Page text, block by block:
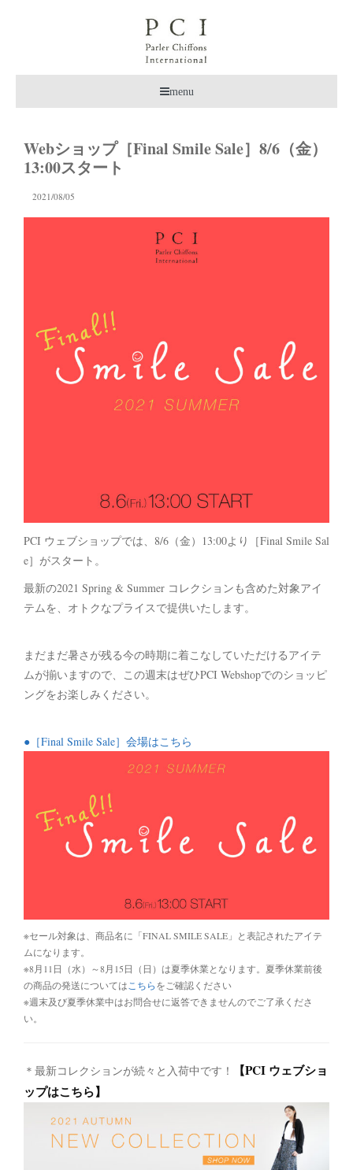
menu
Webショップ［Final Smile Sale］8/6（金）
13:00スタート
2021/08/05
PCI ウェブショップでは、8/6（金）13:00より［Final Smile Sal
e］がスタート。
最新の2021 Spring & Summer コレクションも含めた対象アイ
テムを、オトクなプライスで提供いたします。
まだまだ暑さが残る今の時期に着こなしていただけるアイテ
ムが揃いますので、この週末はぜひPCI Webshopでのショッピ
ングをお楽しみください。
●［Final Smile Sale］会場はこちら
※セール対象は、商品名に「FINAL SMILE SALE」と表記されたアイテ
ムになります。
※8月11日（水）～8月15日（日）は夏季休業となります。夏季休業前後
の商品の発送についてはこちらをご確認ください
※週末及び夏季休業中はお問合せに返答できませんのでご了承くださ
い。
＊最新コレクションが続々と入荷中です！
【PCI ウェブショ
ップはこちら】